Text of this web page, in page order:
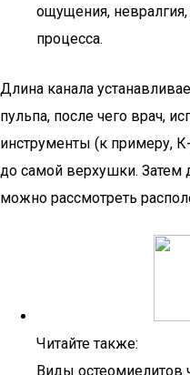
ощущения, невралгия,
процесса.
Длина канала
пульпа, после чего врач,
инструменты (к примеру,
до самой верхушки. Затем
можно рассмотреть
Читайте также:
Виды остеомиелитов